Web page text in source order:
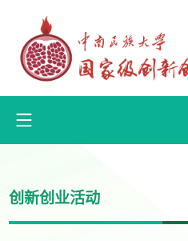
创新创业活动